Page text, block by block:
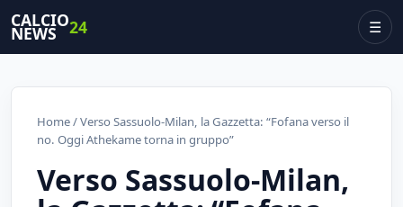
CALCIO
NEWS 24 ☰
Home/ Verso Sassuolo-Milan, la Gazzetta: “Fofana verso il
no. Oggi Athekame torna in gruppo”
Verso Sassuolo-Milan,